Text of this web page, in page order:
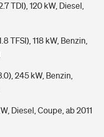
TDI), 120 kW, Diesel,
TFSI), 118 kW, Benzin,
245 kW, Benzin,
Diesel, Coupe, ab 2011